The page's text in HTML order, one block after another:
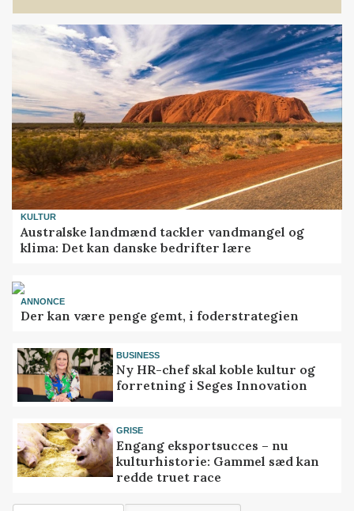
KULTUR
Australske landmænd tackler vandmangel og
klima: Det kan danske bedrifter lære
ANNONCE
Der kan være penge gemt, i foderstrategien
BUSINESS
Ny HR-chef skal koble kultur og
forretning i Seges Innovation
GRISE
Engang eksportsucces – nu
kulturhistorie: Gammel sæd kan
redde truet race